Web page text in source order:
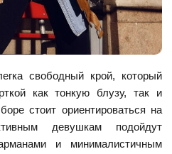
свободный крой, который
как тонкую блузу, так и
стоит ориентироваться на
девушкам подойдут
и минималистичным